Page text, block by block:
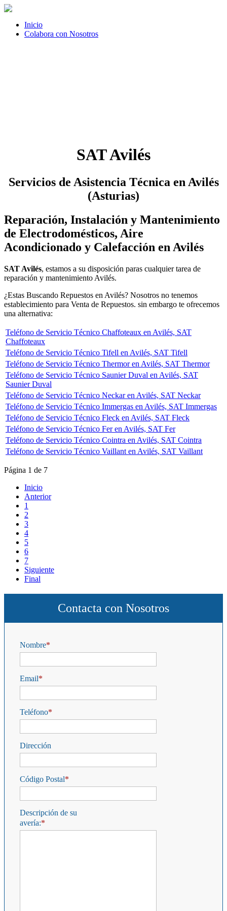
Inicio
Colabora con Nosotros
SAT Avilés
Servicios de Asistencia Técnica en Avilés
(Asturias)
Reparación, Instalación y Mantenimiento
de Electrodomésticos, Aire
Acondicionado y Calefacción en Avilés
SAT Avilés, estamos a su disposición paras cualquier tarea de
reparación y mantenimiento Avilés.
¿Estas Buscando Repuestos en Avilés? Nosotros no tenemos
establecimiento para Venta de Repuestos. sin embargo te ofrecemos
una alternativa:
Teléfono de Servicio Técnico Chaffoteaux en Avilés, SAT
Chaffoteaux
Teléfono de Servicio Técnico Tifell en Avilés, SAT Tifell
Teléfono de Servicio Técnico Thermor en Avilés, SAT Thermor
Teléfono de Servicio Técnico Saunier Duval en Avilés, SAT
Saunier Duval
Teléfono de Servicio Técnico Neckar en Avilés, SAT Neckar
Teléfono de Servicio Técnico Immergas en Avilés, SAT Immergas
Teléfono de Servicio Técnico Fleck en Avilés, SAT Fleck
Teléfono de Servicio Técnico Fer en Avilés, SAT Fer
Teléfono de Servicio Técnico Cointra en Avilés, SAT Cointra
Teléfono de Servicio Técnico Vaillant en Avilés, SAT Vaillant
Página 1 de 7
Inicio
Anterior
1
2
3
4
5
6
7
Siguiente
Final
Contacta con Nosotros
Nombre
Email
Teléfono
Dirección
Código Postal
Descripción de su
avería: